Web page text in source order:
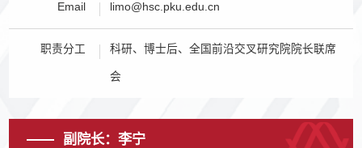
Email limo@hsc.pku.edu.cn
职责分工 科研、博士后、全国前沿交叉研究院院长联席
会
副院长：李宁